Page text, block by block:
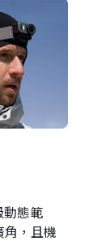
動態範
角，且機